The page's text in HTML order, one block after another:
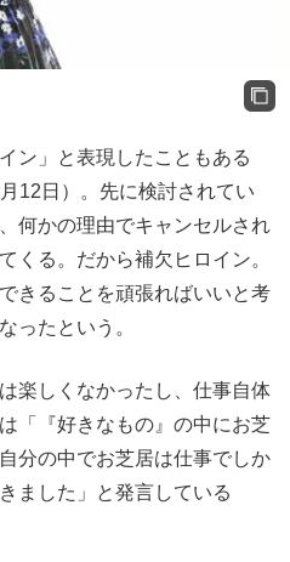
ン」と表現したこともある
12日）。先に検討されてい
何かの理由でキャンセルされ
くる。だから補欠ヒロイン。
きることを頑張ればいいと考
ったという。
楽しくなかったし、仕事自体
「『好きなもの』の中にお芝
分の中でお芝居は仕事でしか
ました」と発言している